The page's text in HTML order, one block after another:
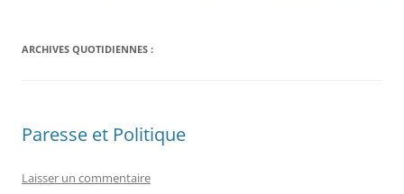
ARCHIVES QUOTIDIENNES :
Paresse et Politique
Laisser un commentaire